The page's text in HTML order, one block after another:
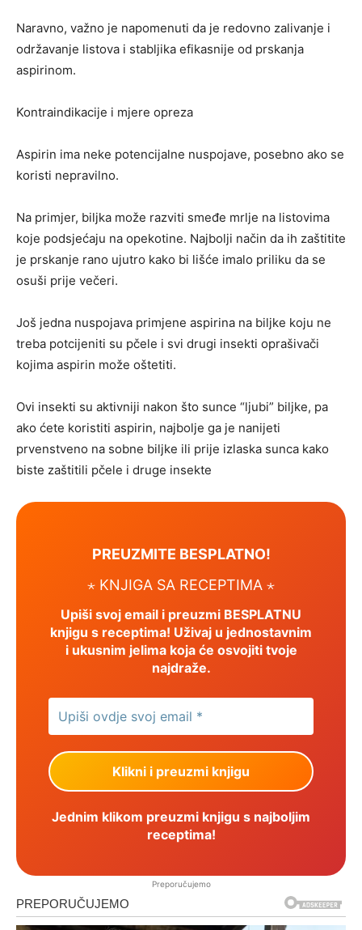
Naravno, važno je napomenuti da je redovno zalivanje i
održavanje listova i stabljika efikasnije od prskanja
aspirinom.
Kontraindikacije i mjere opreza
Aspirin ima neke potencijalne nuspojave, posebno ako se
koristi nepravilno.
Na primjer, biljka može razviti smeđe mrlje na listovima
koje podsjećaju na opekotine. Najbolji način da ih zaštitite
je prskanje rano ujutro kako bi lišće imalo priliku da se
osuši prije večeri.
Još jedna nuspojava primjene aspirina na biljke koju ne
treba potcijeniti su pčele i svi drugi insekti oprašivači
kojima aspirin može oštetiti.
Ovi insekti su aktivniji nakon što sunce “ljubi” biljke, pa
ako ćete koristiti aspirin, najbolje ga je nanijeti
prvenstveno na sobne biljke ili prije izlaska sunca kako
biste zaštitili pčele i druge insekte
PREUZMITE BESPLATNO!
⋆ KNJIGA SA RECEPTIMA ⋆
Upiši svoj email i preuzmi BESPLATNU
knjigu s receptima! Uživaj u jednostavnim
i ukusnim jelima koja će osvojiti tvoje
najdraže.
Jednim klikom preuzmi knjigu s najboljim
receptima!
Preporučujemo